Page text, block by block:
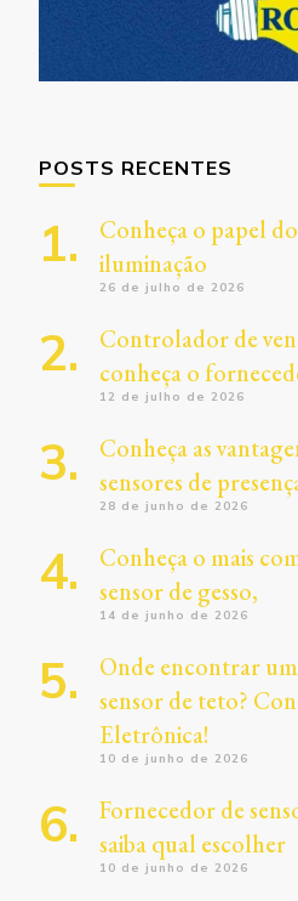
POSTS RECENTES
Conheça o papel
iluminação
26 de julho de 2026
Controlador de
conheça o
12 de julho de 2026
Conheça as
sensores de
28 de junho de 2026
Conheça o mais
sensor de gesso,
14 de junho de 2026
Onde encontrar
sensor de teto?
Eletrônica!
10 de junho de 2026
Fornecedor de
saiba qual escolher
10 de junho de 2026